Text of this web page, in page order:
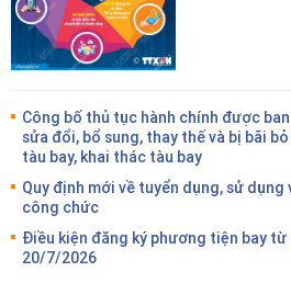
Công bố thủ tục hành chính được
sửa đổi, bổ sung, thay thế và bị bãi
tàu bay, khai thác tàu bay
Quy định mới về tuyển dụng, sử dụng
công chức
Điều kiện đăng ký phương tiện bay từ
20/7/2026